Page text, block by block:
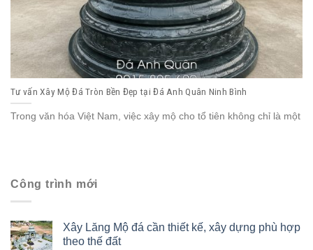
Tư vấn Xây Mộ Đá Tròn Bền Đẹp tại Đá Anh Quân Ninh Bình
Trong văn hóa Việt Nam, việc xây mộ cho tổ tiên không chỉ là một
Công trình mới
Xây Lăng Mộ đá cần thiết kế, xây dựng phù hợp
theo thế đất